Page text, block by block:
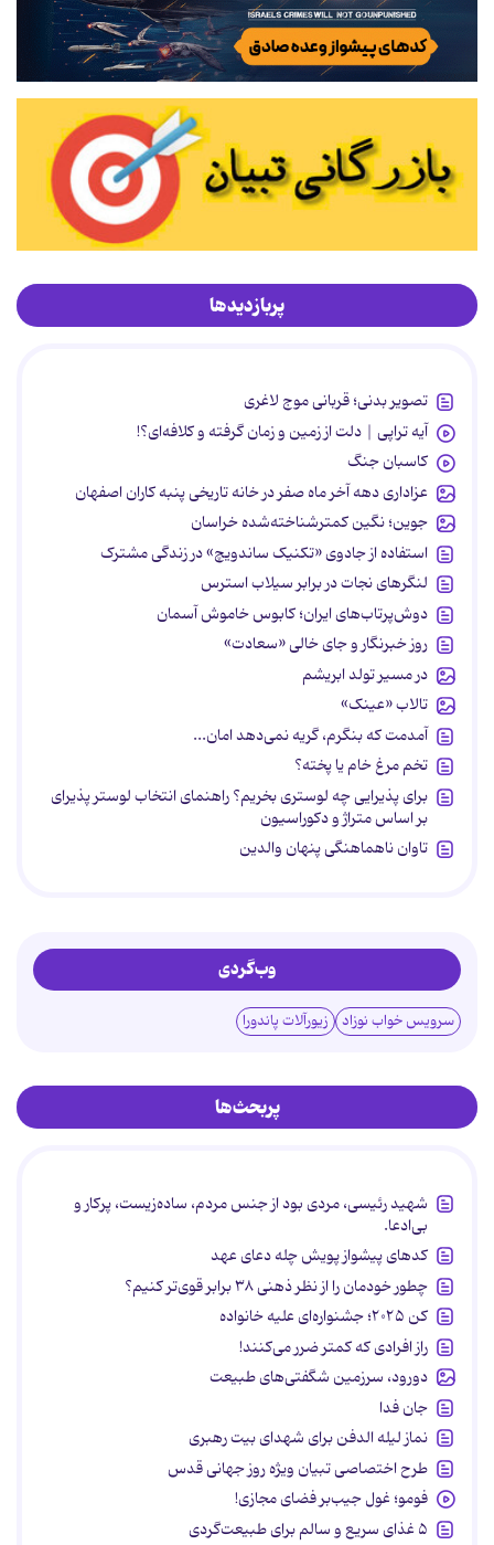
پربازدیدها
تصویر بدنی؛ قربانی موج لاغری
آیه تراپی | دلت از زمین و زمان گرفته و کلافه‌ای؟!
کاسبان جنگ
عزاداری دهه آخر ماه صفر در خانه تاریخی پنبه کاران اصفهان
جوین؛ نگین کمترشناخته‌شده خراسان
استفاده از جادوی «تکنیک ساندویچ» در زندگی مشترک
لنگرهای نجات در برابر سیلاب استرس
دوش‌پرتاب‌های ایران؛ کابوس خاموش آسمان
روز خبرنگار و جای خالی «سعادت»
در مسیر تولد ابریشم
تالاب «عینک»
آمدمت که بنگرم، گریه نمی‌دهد امان...
تخم مرغ خام یا پخته؟
برای پذیرایی چه لوستری بخریم؟ راهنمای انتخاب لوستر پذیرای
بر اساس متراژ و دکوراسیون
تاوان ناهماهنگی پنهان والدین
وب‌گردی
سرویس خواب نوزاد زیورآلات پاندورا
پربحث‌ها
شهید رئیسی، مردی بود از جنس مردم، ساده‌زیست، پرکار و
بی‌ادعا.
کدهای پیشواز پویش چله دعای عهد
چطور خودمان را از نظر ذهنی ۳۸ برابر قوی‌تر کنیم؟
کن ۲۰۲۵؛ جشنواره‌ای علیه خانواده
راز افرادی که کمتر ضرر می‌کنند!
دورود، سرزمین شگفتی‌های طبیعت
جان فدا
نماز لیله الدفن برای شهدای بیت رهبری
طرح اختصاصی تبیان ویژه روز جهانی قدس
فومو؛ غول جیب‌بر فضای مجازی!
۵ غذای سریع و سالم برای طبیعت‌گردی